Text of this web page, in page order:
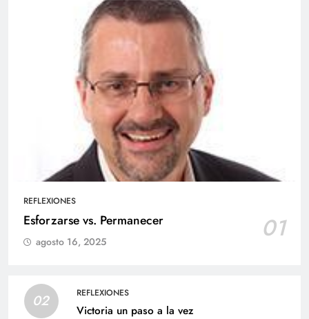
REFLEXIONES
Esforzarse vs. Permanecer 01
agosto 16, 2025
02 REFLEXIONES
Victoria un paso a la vez